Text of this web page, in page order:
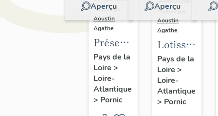
Aperçu
Réalisé par
Aoustin
Agathe
Présentation
de la
commune
de
Pornic
Pays de la
Loire >
Loire-
Atlantique
> Pornic
Aperçu
Réalisé par
Aoustin
Agathe
concertés
de la
Côte de
Jade
Pays de la
Loire >
Loire-
Atlantique
> Pornic